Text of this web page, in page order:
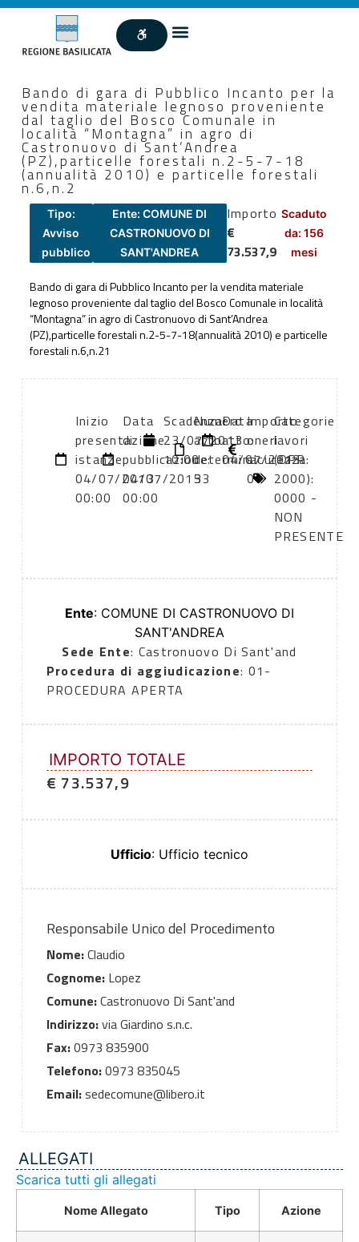
Bando di gara di Pubblico Incanto per la
vendita materiale legnoso proveniente
dal taglio del Bosco Comunale in
località “Montagna” in agro di
Castronuovo di Sant’Andrea
(PZ),particelle forestali n.2-5-7-18
(annualità 2010) e particelle forestali
n.6,n.2
Tipo:
Avviso
pubblico
Ente: COMUNE DI
CASTRONUOVO DI
SANT'ANDREA
Importo
€
73.537,9
Scaduto
da: 156
mesi
Bando di gara di Pubblico Incanto per la vendita materiale
legnoso proveniente dal taglio del Bosco Comunale in località
“Montagna” in agro di Castronuovo di Sant’Andrea
(PZ),particelle forestali n.2-5-7-18(annualità 2010) e particelle
forestali n.6,n.21
Inizio
presentazione
istanze:
04/07/2013
00:00
Data
di
pubblicazione:
04/07/2013
00:00
Scadenza:
23/07/2013
10:00
Numero
atto:
determina
53
Data
atto:
04/07/2013
Importo
oneri
sicurezza:
0
Categorie
lavori
(DPR
2000):
0000 -
NON
PRESENTE
Ente: COMUNE DI CASTRONUOVO DI
SANT'ANDREA
Sede Ente: Castronuovo Di Sant'and
Procedura di aggiudicazione: 01-
PROCEDURA APERTA
IMPORTO TOTALE
€ 73.537,9
Ufficio: Ufficio tecnico
Responsabile Unico del Procedimento
Nome:Claudio
Cognome:Lopez
Comune:Castronuovo Di Sant'and
Indirizzo:via Giardino s.n.c.
Fax:0973 835900
Telefono:0973 835045
Email:sedecomune@libero.it
ALLEGATI
Scarica tutti gli allegati
Nome Allegato Tipo Azione